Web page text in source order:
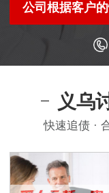
公司根据客户
义乌
快速追债 ·